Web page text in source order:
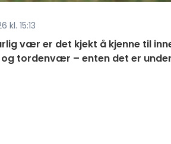
kl. 15:13
vær er det kjekt å kjenne til
tordenvær – enten det er